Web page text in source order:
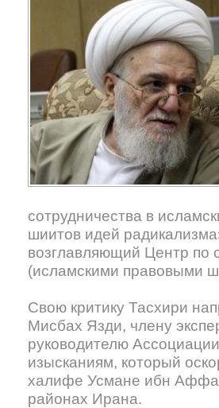
сотрудничества в
шиитов идей
возглавляющий Центр
(исламскими правовыми
Свою критику Тасхири
Мисбах Язди, члену
руководителю
изысканиям, который
халифе Усмане ибн
районах Ирана.